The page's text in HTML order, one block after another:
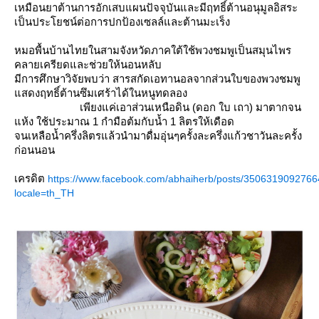
เหมือนยาต้านการอักเสบแผนปัจจุบันและมีฤทธิ์ต้านอนุมูลอิสระ
เป็นประโยชน์ต่อการปกป้องเซลล์และต้านมะเร็ง
หมอพื้นบ้านไทยในสามจังหวัดภาคใต้ใช้พวงชมพูเป็นสมุนไพร
คลายเครียดและช่วยให้นอนหลับ
มีการศึกษาวิจัยพบว่า สารสกัดเอทานอลจากส่วนใบของพวงชมพู
สดงฤทธิ์ต้านซึมเศร้าได้ในหนูทดลอง
เพียงแค่เอาส่วนเหนือดิน (ดอก ใบ เถา) มาตากจน
ห้ง ใช้ประมาณ 1 กำมือต้มกับน้ำ 1 ลิตรให้เดือด
จนเหลือน้ำครึ่งลิตรแล้วนำมาดื่มอุ่นๆครั้งละครึ่งแก้วชาวันละครั้ง
ก่อนนอน
เครดิต https://www.facebook.com/abhaiherb/posts/
locale=th_TH